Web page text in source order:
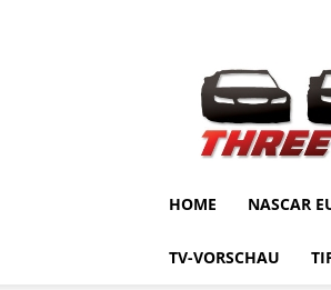
HOME NASCAR
TV-VORSCHAU